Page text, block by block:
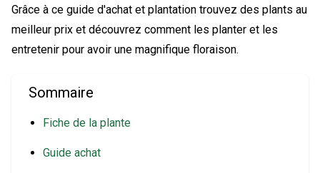
Grâce à ce guide d'achat et plantation trouvez des plants au
meilleur prix et découvrez comment les planter et les
entretenir pour avoir une magnifique floraison.
Sommaire
Fiche de la plante
Guide achat